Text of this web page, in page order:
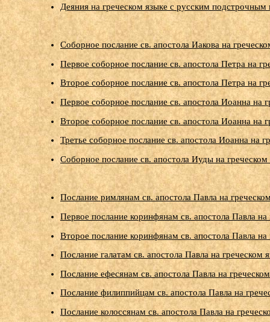
Деяния на греческом языке с русским
Соборное послание св. апостола Иакова на
Первое соборное послание св. апостола Петра на
Второе соборное послание св. апостола Петра на
Первое соборное послание св. апостола Иоанна
Второе соборное послание св. апостола Иоанна
Третье соборное послание св. апостола Иоанна на
Соборное послание св. апостола Иуды на
Послание римлянам св. апостола Павла на
Первое послание коринфянам св. апостола Павла
Второе послание коринфянам св. апостола Павла
Послание галатам св. апостола Павла на
Послание ефесянам св. апостола Павла на
Послание филиппийцам св. апостола Павла на
Послание колоссянам св. апостола Павла на